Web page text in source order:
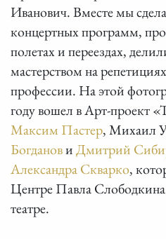
Иванович. Вместе мы
концертных программ,
полетах и переездах,
мастерством на
профессии. На этой
году вошел в Арт-проект
Максим Пастер, Михаил
БогдановиДмитрий
Александра Скварко,
Центре Павла Слободкина
театре.